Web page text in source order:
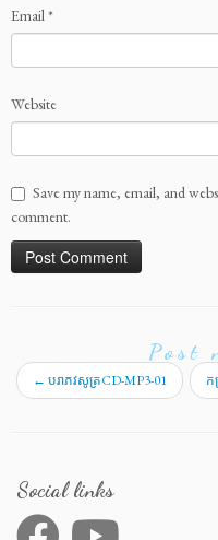
Email*
Website
Save my name, email, and
comment.
Post
← បរាភវសូត្រCD-MP3-01 ក
Social links